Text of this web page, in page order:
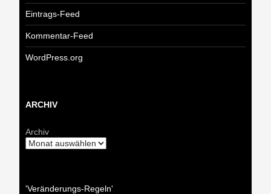
Eintrags-Feed
Kommentar-Feed
WordPress.org
ARCHIV
Archiv
'Veränderungs-Regeln'